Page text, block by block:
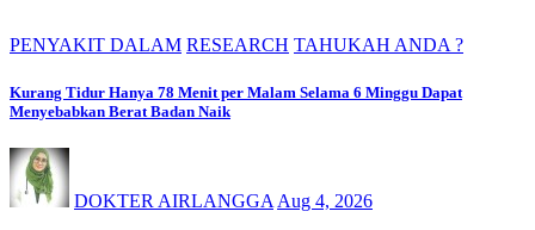
PENYAKIT DALAM RESEARCH TAHUKAH ANDA ?
Kurang Tidur Hanya 78 Menit per Malam Selama 6 Minggu Dapat
Menyebabkan Berat Badan Naik
DOKTER AIRLANGGA Aug 4, 2026